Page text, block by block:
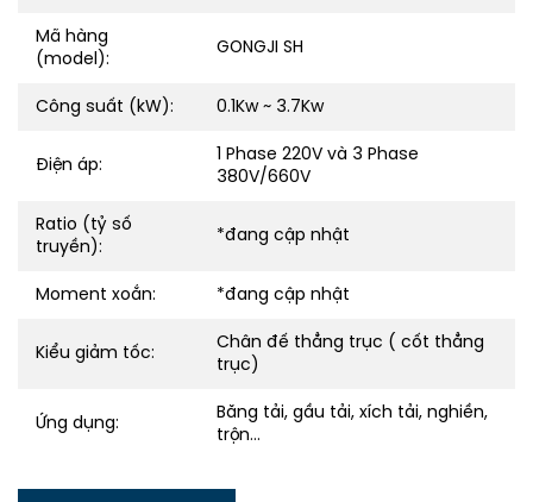
Mã hàng
(model):
GONGJI SH
Công suất (kW): 0.1Kw ~ 3.7Kw
Điện áp:
1 Phase 220V và 3 Phase
380V/660V
Ratio (tỷ số
truyền):
*đang cập nhật
Moment xoắn: *đang cập nhật
Kiểu giảm tốc:
Chân đế thẳng trục ( cốt thẳng
trục)
Ứng dụng:
Băng tải, gầu tải, xích tải, nghiền,
trộn...